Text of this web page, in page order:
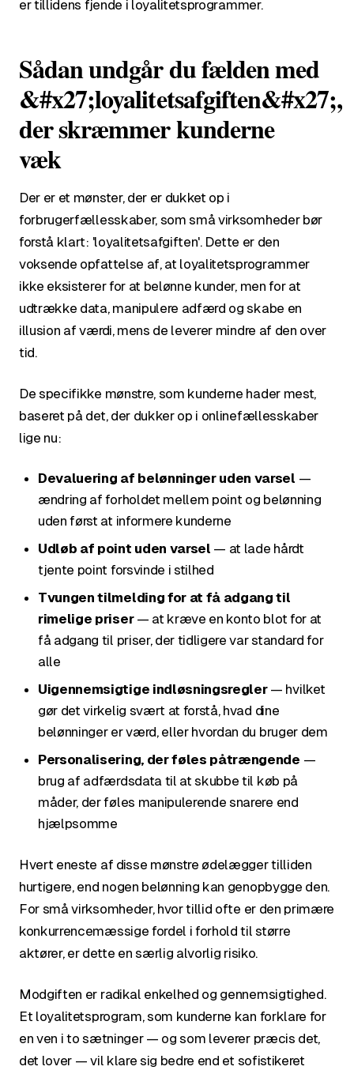
er tillidens fjende i loyalitetsprogrammer.
Sådan undgår du fælden med
&#x27;loyalitetsafgiften&#x27;,
der skræmmer kunderne
væk
Der er et mønster, der er dukket op i
forbrugerfællesskaber, som små virksomheder bør
forstå klart: 'loyalitetsafgiften'. Dette er den
voksende opfattelse af, at loyalitetsprogrammer
ikke eksisterer for at belønne kunder, men for at
udtrække data, manipulere adfærd og skabe en
illusion af værdi, mens de leverer mindre af den over
tid.
De specifikke mønstre, som kunderne hader mest,
baseret på det, der dukker op i onlinefællesskaber
lige nu:
Devaluering af belønninger uden varsel —
ændring af forholdet mellem point og belønning
uden først at informere kunderne
Udløb af point uden varsel — at lade hårdt
tjente point forsvinde i stilhed
Tvungen tilmelding for at få adgang til
rimelige priser— at kræve en konto blot for at
få adgang til priser, der tidligere var standard for
alle
Uigennemsigtige indløsningsregler— hvilket
gør det virkelig svært at forstå, hvad dine
belønninger er værd, eller hvordan du bruger dem
Personalisering, der føles påtrængende —
brug af adfærdsdata til at skubbe til køb på
måder, der føles manipulerende snarere end
hjælpsomme
Hvert eneste af disse mønstre ødelægger tilliden
hurtigere, end nogen belønning kan genopbygge den.
For små virksomheder, hvor tillid ofte er den primære
konkurrencemæssige fordel i forhold til større
aktører, er dette en særlig alvorlig risiko.
Modgiften er radikal enkelhed og gennemsigtighed.
Et loyalitetsprogram, som kunderne kan forklare for
en ven i to sætninger — og som leverer præcis det,
det lover — vil klare sig bedre end et sofistikeret